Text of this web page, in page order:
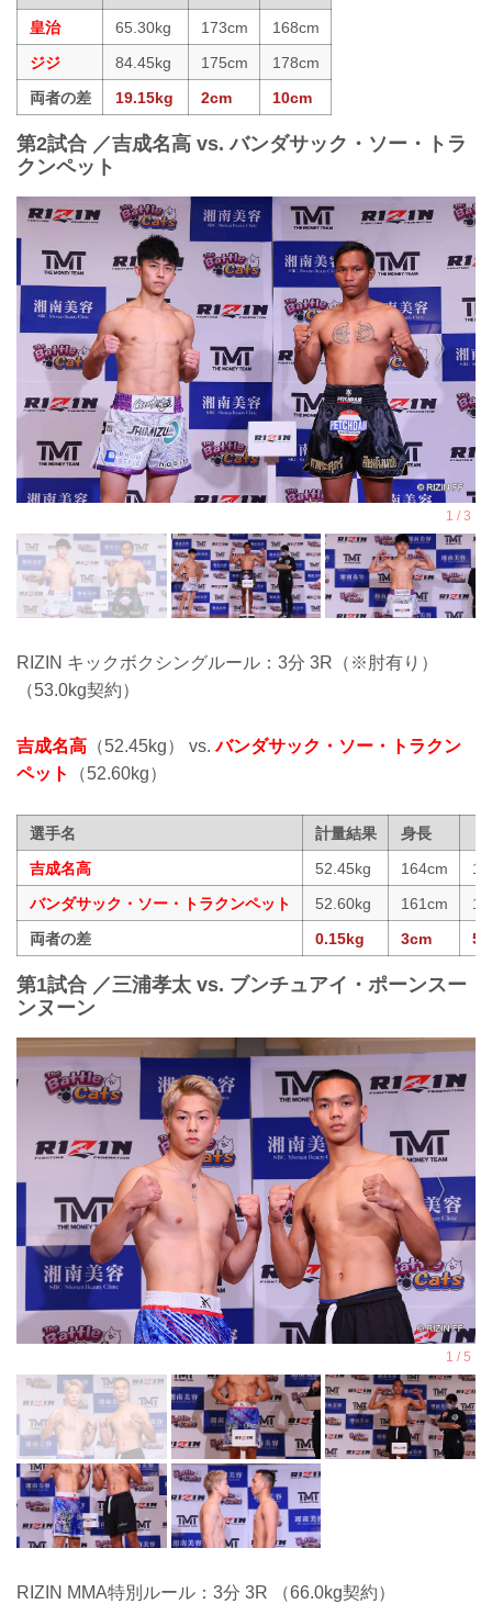
皇治
65.30kg 173cm
168cm
ジジ
84.45kg 175cm
178cm
両者の差
19.15kg 2cm 10cm
第2試合 ／吉成名高 vs. バンダサック・ソー・トラ
クンペット
RIZIN キックボクシングルール：3分 3R（※肘有り）
（53.0kg契約）
吉成名高 （52.45kg） vs.バンダサック・ソー・トラクン
ペット
（52.60kg）
選手名 計量結果 身長
吉成名高
52.45kg 164cm
バンダサック・ソー・トラクンペット
52.60kg 161cm
両者の差
0.15kg 3cm
第1試合 ／三浦孝太 vs. ブンチュアイ・ポーンスー
ンヌーン
RIZIN MMA特別ルール：3分 3R （66.0kg契約）